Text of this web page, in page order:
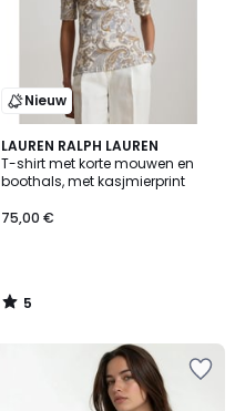
Nieuw
LAUREN RALPH LAUREN
T-shirt met korte mouwen en
boothals, met kasjmierprint
75,00 €
5
/
5
5
/